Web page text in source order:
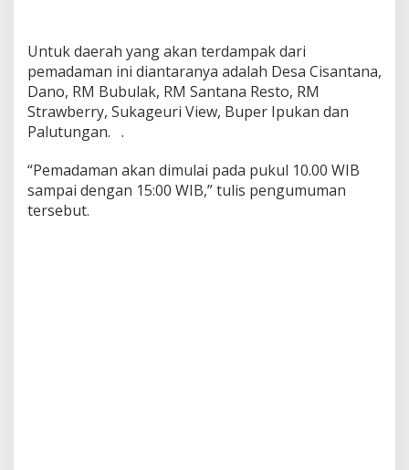
Untuk daerah yang akan terdampak dari
pemadaman ini diantaranya adalah Desa Cisantana,
Dano, RM Bubulak, RM Santana Resto, RM
Strawberry, Sukageuri View, Buper Ipukan dan
Palutungan. .
“Pemadaman akan dimulai pada pukul 10.00 WIB
sampai dengan 15:00 WIB,” tulis pengumuman
tersebut.